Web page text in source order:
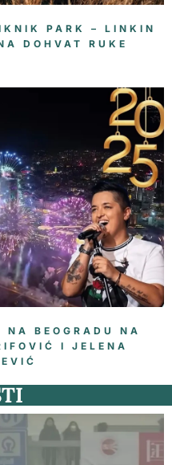
PARK – LINKIN
DOHVAT RUKE
NA BEOGRADU NA
I JELENA